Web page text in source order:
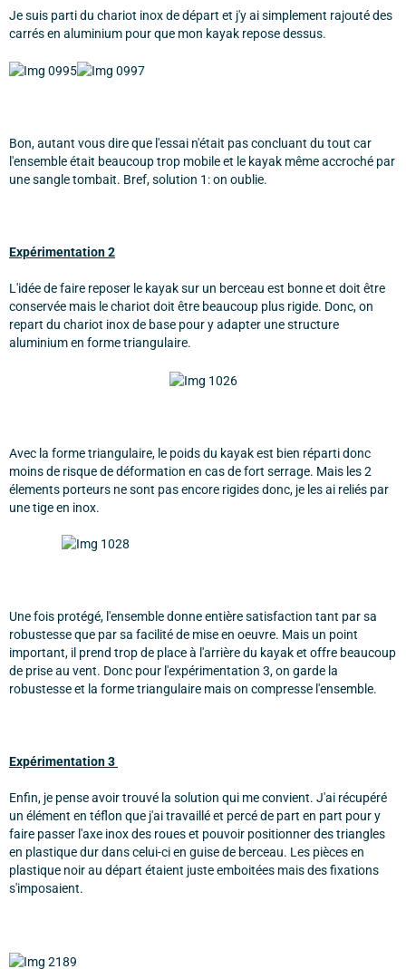
Je suis parti du chariot inox de départ et j'y ai simplement rajouté des
carrés en aluminium pour que mon kayak repose dessus.
Bon, autant vous dire que l'essai n'était pas concluant du tout car
l'ensemble était beaucoup trop mobile et le kayak même accroché par
une sangle tombait. Bref, solution 1: on oublie.
Expérimentation 2
L'idée de faire reposer le kayak sur un berceau est bonne et doit être
conservée mais le chariot doit être beaucoup plus rigide. Donc, on
repart du chariot inox de base pour y adapter une structure
aluminium en forme triangulaire.
Avec la forme triangulaire, le poids du kayak est bien réparti donc
moins de risque de déformation en cas de fort serrage. Mais les 2
élements porteurs ne sont pas encore rigides donc, je les ai reliés par
une tige en inox.
Une fois protégé, l'ensemble donne entière satisfaction tant par sa
robustesse que par sa facilité de mise en oeuvre. Mais un point
important, il prend trop de place à l'arrière du kayak et offre beaucoup
de prise au vent. Donc pour l'expérimentation 3, on garde la
robustesse et la forme triangulaire mais on compresse l'ensemble.
Expérimentation 3
Enfin, je pense avoir trouvé la solution qui me convient. J'ai récupéré
un élément en téflon que j'ai travaillé et percé de part en part pour y
faire passer l'axe inox des roues et pouvoir positionner des triangles
en plastique dur dans celui-ci en guise de berceau. Les pièces en
plastique noir au départ étaient juste emboitées mais des fixations
s'imposaient.